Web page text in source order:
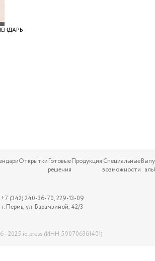
ОткрыткиГотовые
решения
Продукция Специальные
возможности
+7 (342) 240-36-70, 229-13-09
г. Пермь, ул. Барамзиной, 42/3
- 2025 iq.press (ИНН 590706361401)